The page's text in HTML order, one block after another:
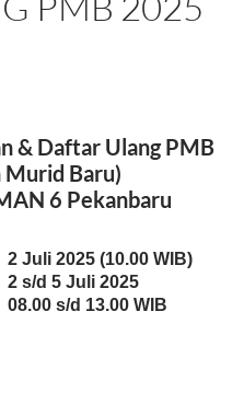
& Daftar Ulang PMB
Murid Baru)
6 Pekanbaru
2 Juli 2025 (10.00 WIB)
2 s/d 5 Juli 2025
08.00 s/d 13.00 WIB